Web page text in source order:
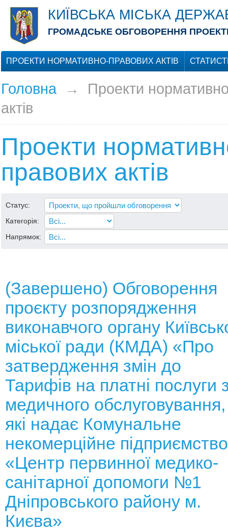
КИЇВСЬКА МІСЬКА
ГРОМАДСЬКЕ ОБГОВОРЕННЯ
ПРОЕКТИ НОРМАТИВНО-ПРАВОВИХ АКТІВ
Головна→ Проекти
актів
Проекти
правових актів
Статус:
Категорія:
Напрямок:
(Завершено) Обговорення
проєкту розпорядження
виконавчого органу
міської ради (КМДА) «Про
затвердження змін до
Тарифів на платні послуги
медичного обслуговування,
які надає Комунальне
некомерційне підприємство
«Центр первинної медико-
санітарної допомоги №1
Дніпровського району м.
Києва»